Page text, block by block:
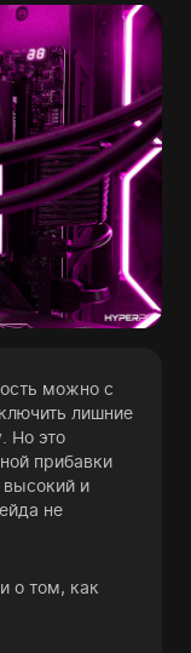
можно с
лишние
Но это
прибавки
высокий и
не
о том, как